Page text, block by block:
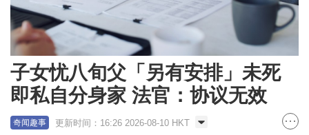
子女忧八旬父「另有安排」未死
即私自分身家 法官：协议无效
奇闻趣事 更新时间：16:26 2026-08-10 HKT